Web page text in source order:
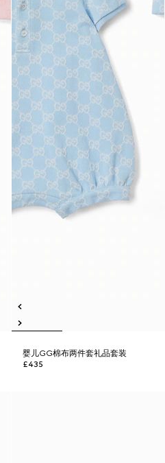
婴儿GG棉布两件套礼品套装
£435